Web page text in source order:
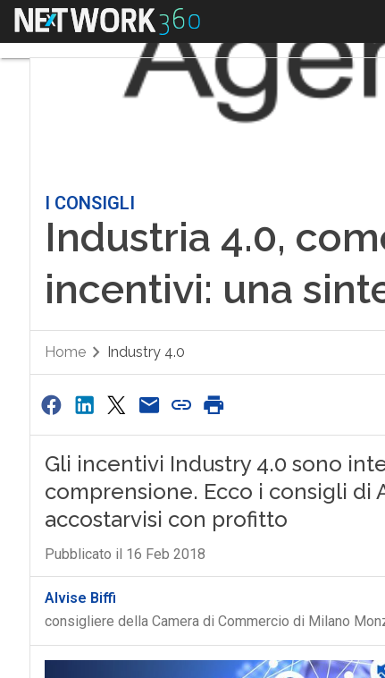
Menu
I CONSIGLI
Industria 4.0,
incentivi: una
Home Industry 4.0
Gli incentivi Industry 4.0 sono
comprensione. Ecco i consigli di
accostarvisi con profitto
Pubblicato il 16 Feb 2018
Alvise Biffi
consigliere della Camera di Commercio di Milano